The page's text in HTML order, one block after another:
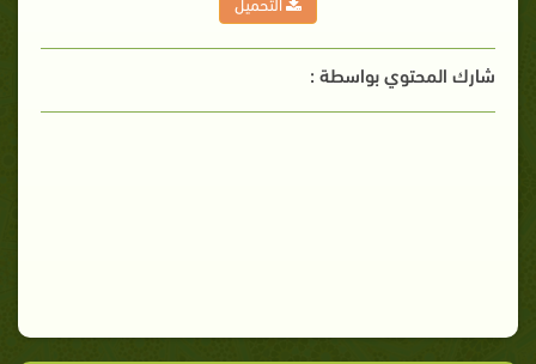
شارك المحتوي بواسطة :